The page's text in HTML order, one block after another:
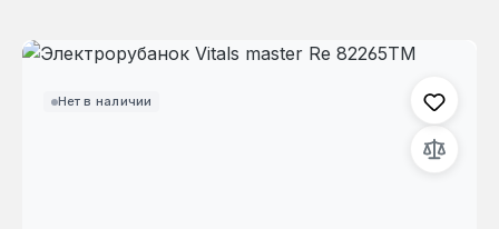
Нет в наличии
Пропустить галерею изображений